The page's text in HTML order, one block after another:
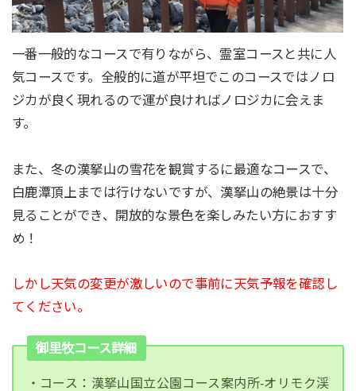
一番一般的なコースで有りながら、霊室コースと共に人
気コースです。全般的に道が平坦でこのコースではノロ
ジカが良く現れるので運が良ければノロジカに会えま
す。
また、冬の漢拏山の雪花を観賞するに最適なコースで、
白鹿潭頂上までは行けないですが、漢拏山の絶景は十分
見ることができ、開放的な景色を楽しみたい方におすす
め！
しかし天気の変更が激しいので事前に天気予報を確認し
てください。
御里牧コース詳細
・コース：漢拏山国立公園コース案内所-オリモク渓